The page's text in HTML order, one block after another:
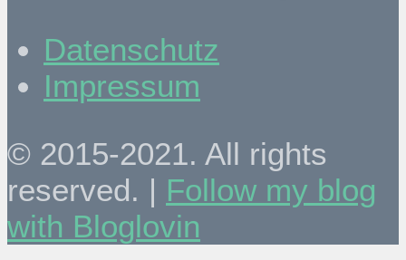
Datenschutz
Impressum
© 2015-2021. All rights
reserved. | Follow my blog
with Bloglovin